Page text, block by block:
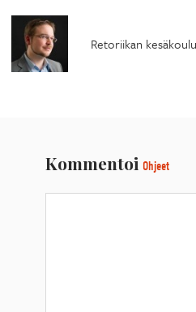
Retoriikan
Kommentoi Ohjeet